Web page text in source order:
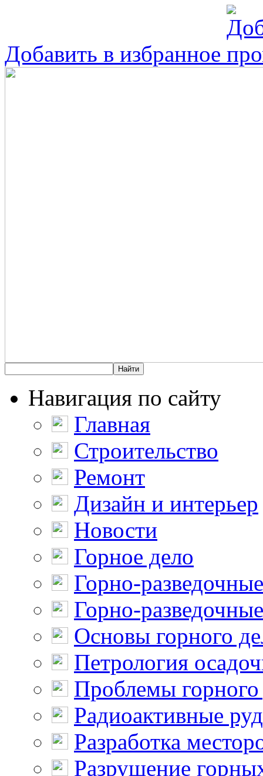
Добавить в избранное
Навигация по сайту
Главная
Строительство
Ремонт
Дизайн и интерьер
Новости
Горное дело
Горно-
Горно-
Основы горного
Петрология
Проблемы горного
Радиоактивные
Разработка
Разрушение